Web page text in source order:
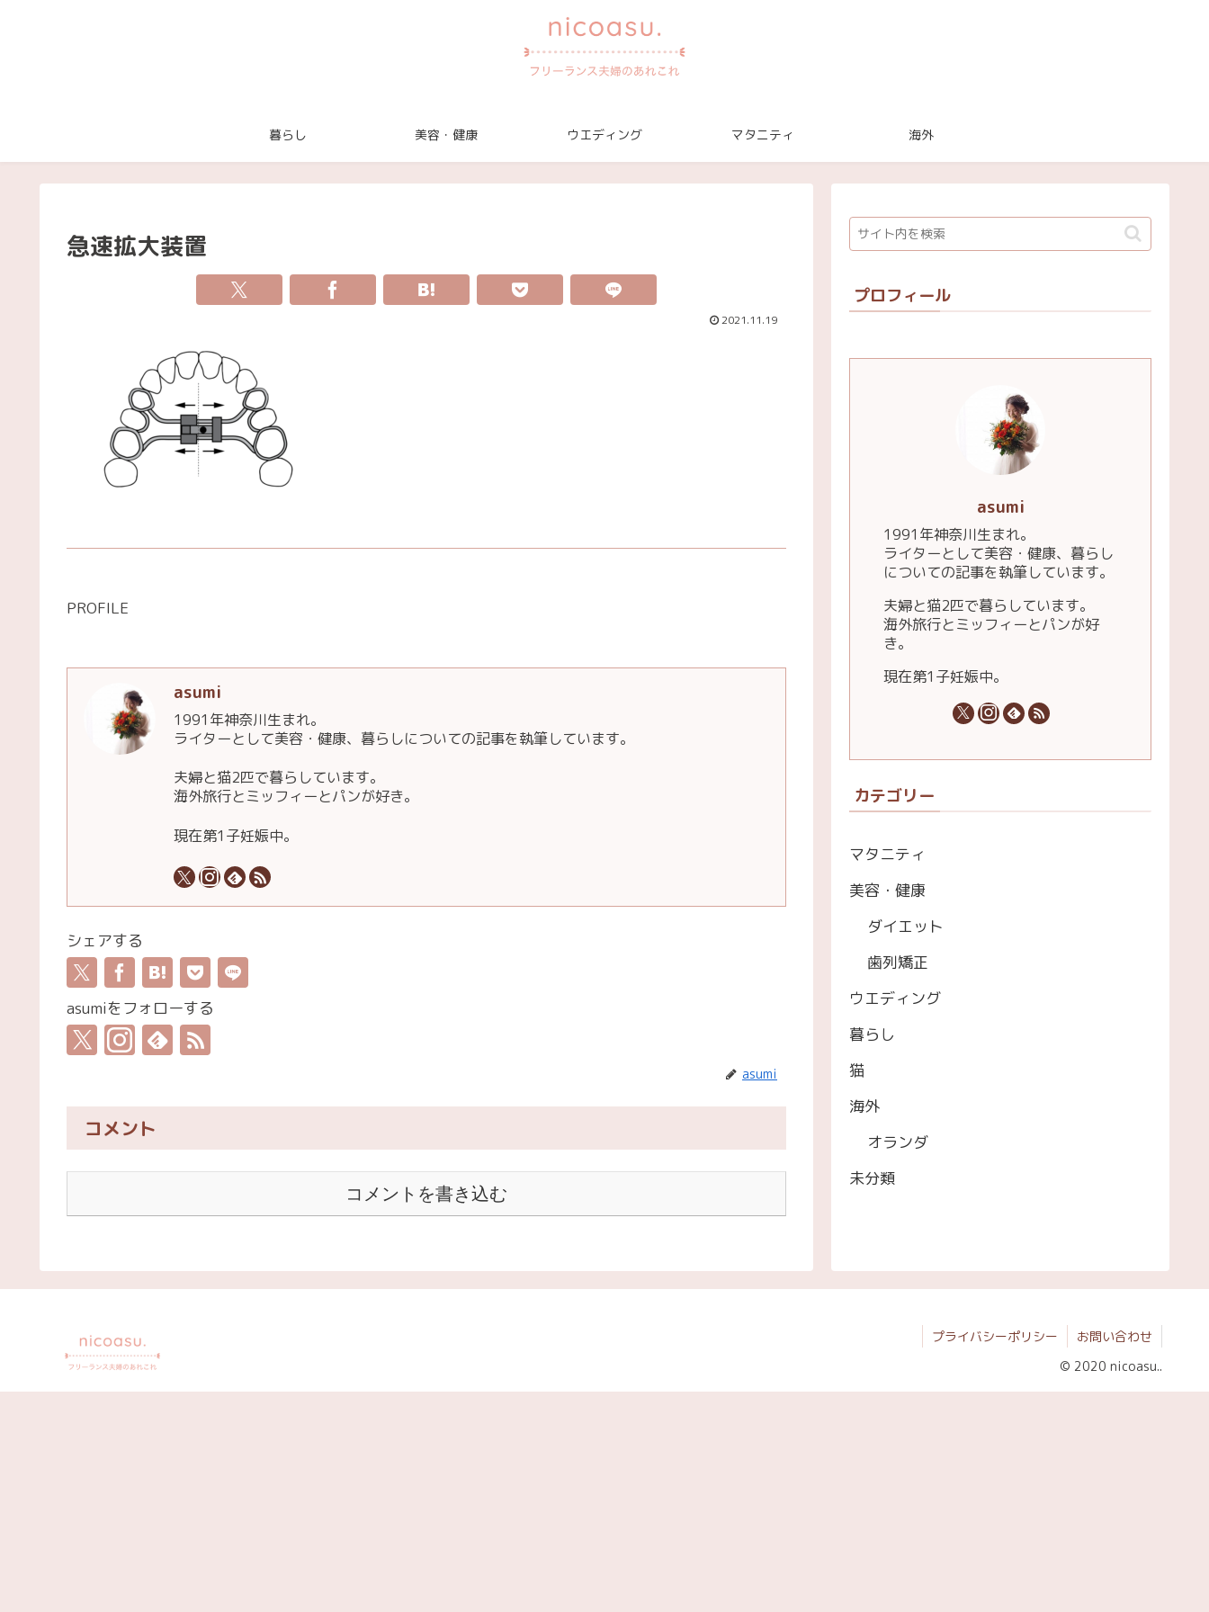
暮らし 美容・健康 ウエディング マタニティ 海外
急速拡大装置
2021.11.19
PROFILE
asumi
1991年神奈川生まれ。
ライターとして美容・健康、暮らしについての記事を執筆しています。
夫婦と猫2匹で暮らしています。
海外旅行とミッフィーとパンが好き。
現在第1子妊娠中。
シェアする
asumiをフォローする
asumi
コメント
コメントを書き込む
プロフィール
asumi
1991年神奈川生まれ。
ライターとして美容・健康、暮らし
についての記事を執筆しています。
夫婦と猫2匹で暮らしています。
海外旅行とミッフィーとパンが好
き。
現在第1子妊娠中。
カテゴリー
マタニティ
美容・健康
ダイエット
歯列矯正
ウエディング
暮らし
猫
海外
オランダ
未分類
プライバシーポリシー
お問い合わせ
© 2020 nicoasu..